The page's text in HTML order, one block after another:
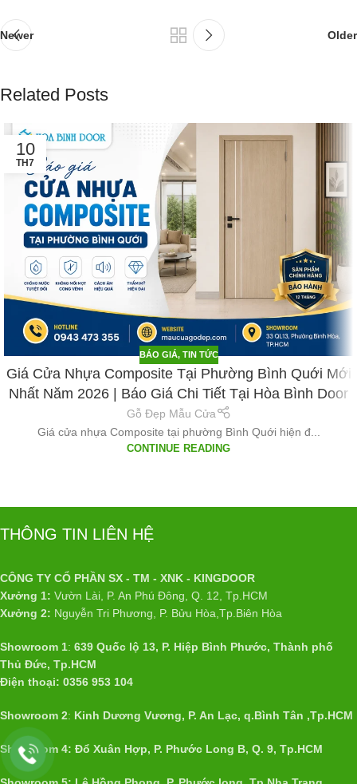
Newer Older
Related Posts
10
TH7
BÁO GIÁ, TIN TỨC
Giá Cửa Nhựa Composite Tại Phường Bình Quới Mới
Nhất Năm 2026 | Báo Giá Chi Tiết Tại Hòa Bình Door
Gỗ Đẹp Mẫu Cửa
Giá cửa nhựa Composite tại phường Bình Quới hiện đ...
CONTINUE READING
THÔNG TIN LIÊN HỆ
CÔNG TY CỔ PHẦN SX - TM - XNK - KINGDOOR
Xưởng 1: Vườn Lài, P. An Phú Đông, Q. 12, Tp.HCM
Xưởng 2: Nguyễn Tri Phương, P. Bửu Hòa,Tp.Biên Hòa
Showroom 1: 639 Quốc lộ 13, P. Hiệp Bình Phước, Thành phố
Thủ Đức, Tp.HCM
Điện thoại: 0356 953 104
Showroom 2: Kinh Dương Vương, P. An Lạc, q.Bình Tân ,Tp.HCM
Showroom 4: Đổ Xuân Hợp, P. Phước Long B, Q. 9, Tp.HCM